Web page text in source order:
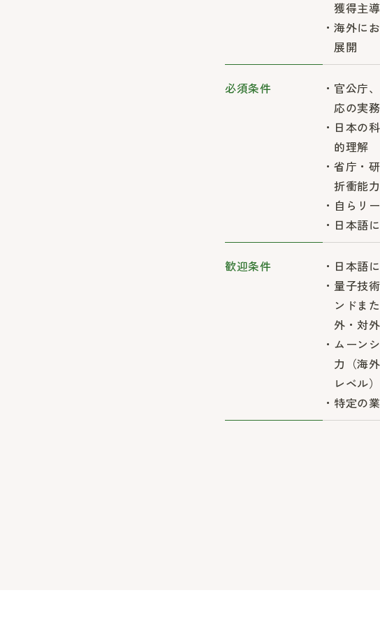
獲得主導
海外に
展開
必須条件
官公庁
応の実
日本の
的理解
省庁・
折衝能力
自らリ
日本語
歓迎条件
日本語
量子技
ンドま
外・対
ムーン
力（海
レベル）
特定の